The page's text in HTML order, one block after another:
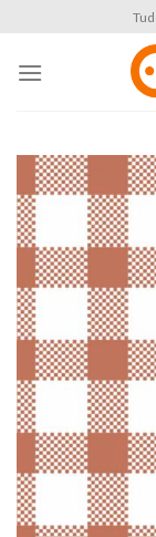
content